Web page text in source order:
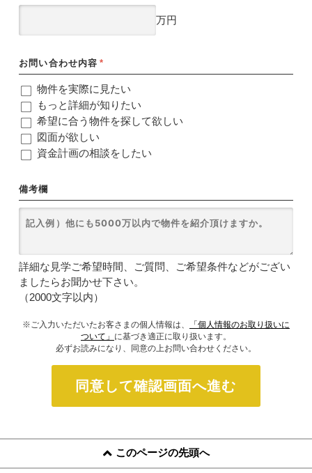
万円
お問い合わせ内容 *
物件を実際に見たい
もっと詳細が知りたい
希望に合う物件を探して欲しい
図面が欲しい
資金計画の相談をしたい
備考欄
詳細な見学ご希望時間、ご質問、ご希望条件などがござい
ましたらお聞かせ下さい。
（2000文字以内）
※ご入力いただいたお客さまの個人情報は、
「個人情報のお取り扱いに
ついて」 に基づき適正に取り扱います。
必ずお読みになり、同意の上お問い合わせください。
同意して確認画面へ進む
このページの先頭へ